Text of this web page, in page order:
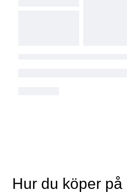
Hur du köper på